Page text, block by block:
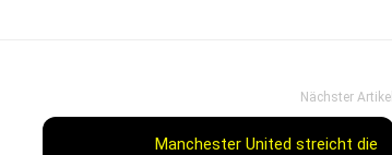
Nächster Artikel
Manchester United streicht die